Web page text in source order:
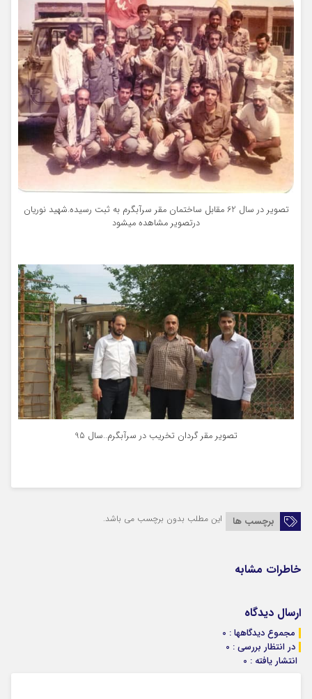
تصویر در سال 62 مقابل ساختمان مقر سرآبگرم به ثبت رسیده.شهید نوریان
درتصویر مشاهده میشود
تصویر مقر گردان تخریب در سرآبگرم..سال 95
برچسب ها این مطلب بدون برچسب می باشد.
خاطرات مشابه
ارسال دیدگاه
مجموع دیدگاهها : 0
در انتظار بررسی : 0
انتشار یافته : 0